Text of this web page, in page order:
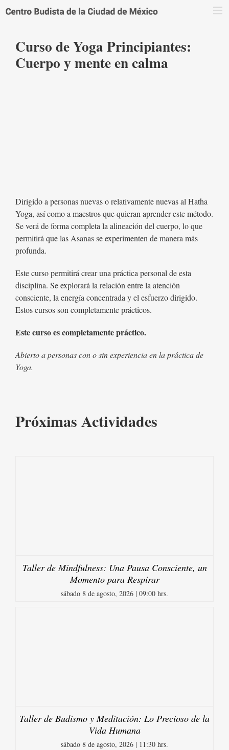
Curso de Yoga Principiantes:
Cuerpo y mente en calma
Dirigido a personas nuevas o relativamente nuevas al Hatha
Yoga, así como a maestros que quieran aprender este método.
Se verá de forma completa la alineación del cuerpo, lo que
permitirá que las Asanas se experimenten de manera más
profunda.
Este curso permitirá crear una práctica personal de esta
disciplina. Se explorará la relación entre la atención
consciente, la energía concentrada y el esfuerzo dirigido.
Estos cursos son completamente prácticos.
Este curso es completamente práctico.
Abierto a personas con o sin experiencia en la práctica de
Yoga.
Próximas Actividades
Taller de Mindfulness: Una Pausa Consciente, un
Momento para Respirar
sábado 8 de agosto, 2026 | 09:00 hrs.
Taller de Budismo y Meditación: Lo Precioso de la
Vida Humana
sábado 8 de agosto, 2026 | 11:30 hrs.